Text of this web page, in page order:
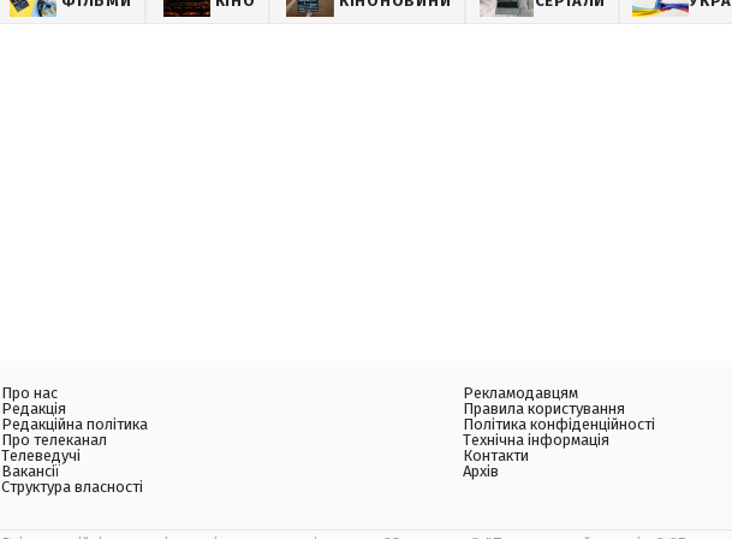
Про нас
Редакція
Редакційна політика
Про телеканал
Телеведучі
Вакансії
Структура власності
Рекламодавцям
Правила користування
Політика конфіденційності
Технічна інформація
Контакти
Архів